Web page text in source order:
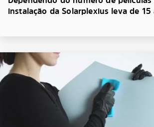
instalação da Solarplexius leva de